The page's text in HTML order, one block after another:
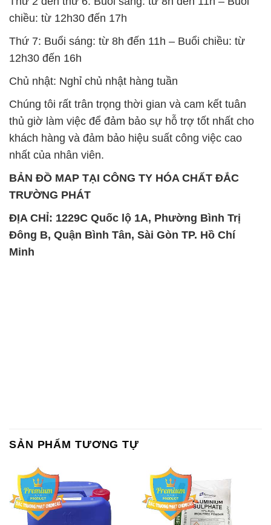
Chủ nhật: Nghỉ chủ nhật hàng tuần
thủ giờ làm việc để đảm bảo sự hỗ trợ tốt nhất cho
khách hàng và đảm bảo hiệu suất công việc cao
nhất của nhân viên.
BẢN ĐỒ MAP TẠI CÔNG TY HÓA CHẤT ĐẮC
TRƯỜNG PHÁT
ĐỊA CHỈ: 1229C Quốc lộ 1A, Phường Bình Trị
Đông B, Quận Bình Tân, Sài Gòn TP. Hồ Chí
Minh